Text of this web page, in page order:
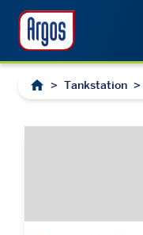
> Tankstation >